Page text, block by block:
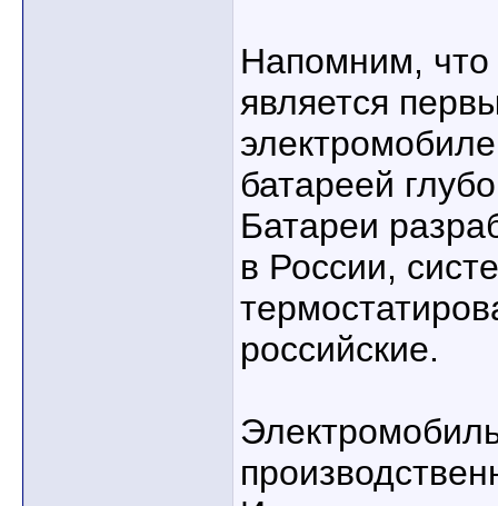
Напомним, что
является
батареей
Батареи
в России,
российские.